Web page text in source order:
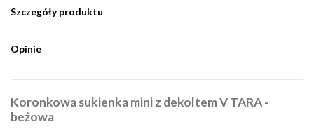
Szczegóły produktu
Opinie
Koronkowa sukienka mini z dekoltem V TARA -
beżowa